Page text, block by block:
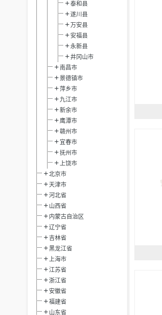
泰和县
遂川县
万安县
安福县
永新县
井冈山市
南昌市
景德镇市
萍乡市
九江市
新余市
鹰潭市
赣州市
宜春市
抚州市
上饶市
北京市
天津市
河北省
山西省
内蒙古自治区
辽宁省
吉林省
黑龙江省
上海市
江苏省
浙江省
安徽省
福建省
山东省